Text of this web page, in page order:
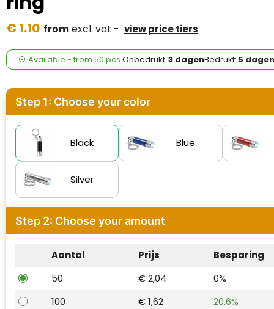
Fresh 'n Rebel
GolfOriginals
James Harvest
Kingcap
Mepal
Moleskine
MyKit
Ocean Bottle
Waterman
€ 1.10 fromexcl. vat - view price tiers
Available - from 50 pcs.Onbedrukt:3 dagenBedrukt: 5 dagen
Step 1: Choose your color
Black Blue
Silver
Step 2: Choose your amount
Aantal Prijs
Besparing
50
€ 2,04
0%
100
€ 1,62
20,6%